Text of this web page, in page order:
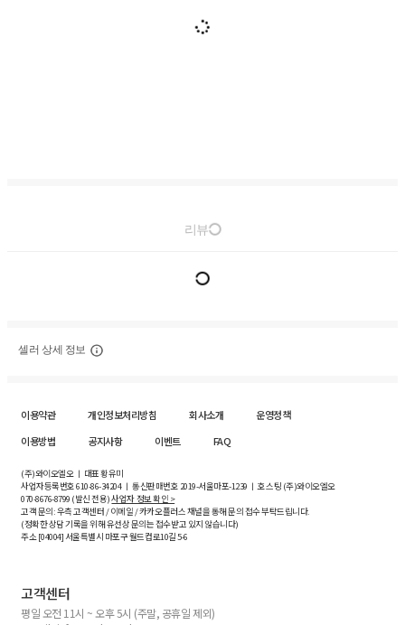
리뷰
셀러 상세 정보
이용약관 개인정보처리방침 회사소개
운영정책
이용방법
공지사항 이벤트 FAQ
(주)와이오엘오 ㅣ 대표 황유미
사업자등록번호610-86-34204ㅣ 통신판매번호 2019-서울마포-1239 ㅣ 호스팅 (주)와이오엘오
070-8676-8799 (발신 전용)사업자 정보 확인 >
고객 문의: 우측 고객센터 / 이메일 / 카카오플러스 채널을 통해 문의 접수 부탁드립니다.
(정확한 상담 기록을 위해 유선상 문의는 접수받고 있지 않습니다)
주소 [04004] 서울특별시 마포구 월드컵로10길5-6
고객센터
평일 오전 11시 ~ 오후 5시 (주말, 공휴일 제외)